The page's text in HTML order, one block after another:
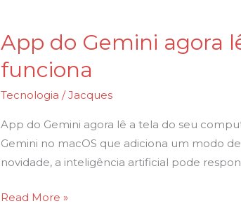
App do Gemini agora
funciona
Tecnologia /Jacques
App do Gemini agora lê a tela do seu
Gemini no macOS que adiciona um modo
novidade, a inteligência artificial pode
App
Gemini
agora
a
tela
do
Read More »